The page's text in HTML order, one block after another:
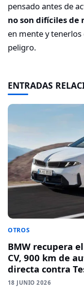
pensado antes de
no son difíciles de
en mente y
peligro.
ENTRADAS
OTROS
BMW recupera
CV, 900 km de
directa contra
18 JUNIO 2026